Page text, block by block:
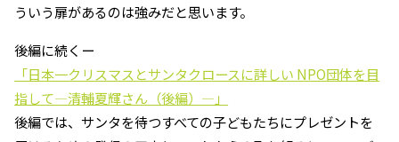
ういう扉があるのは強みだと思います。
後編に続くー
「日本一クリスマスとサンタクロースに詳しい NPO団体を目
指して―清輔夏輝さん（後編）—」
後編では、サンタを待つすべての子どもたちにプレゼントを